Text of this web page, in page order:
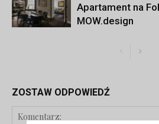
Apartament na
MOW.design
ZOSTAW ODPOWIEDŹ